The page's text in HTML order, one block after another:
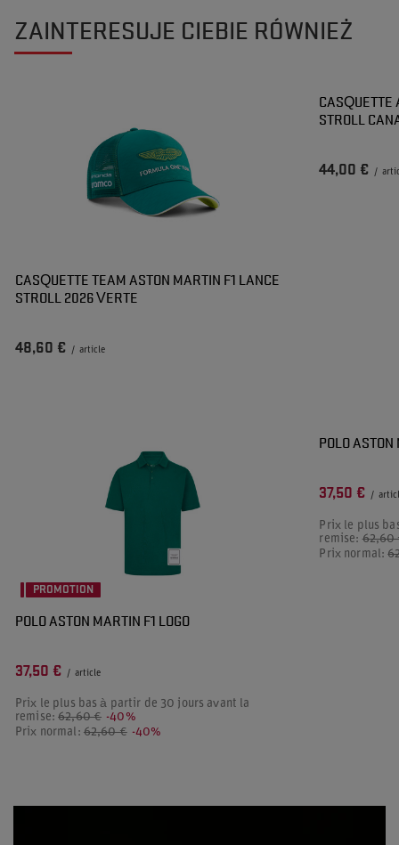
ZAINTERESUJE CIEBIE RÓWNIEŻ
CASQUETTE TEAM ASTON MARTIN F1 LANCE
STROLL 2026 VERTE
48,60 € / article
CASQUETTE
STROLL
44,00 € /
PROMOTION
POLO ASTON MARTIN F1 LOGO
37,50 € / article
Prix le plus bas à partir de 30 jours avant la
remise:62,60 € -40%
Prix normal: 62,60 € -40%
POLO
37,50 € /
Prix le plus
remise:62,60
Prix normal: